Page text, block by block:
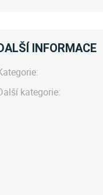
INFORMACE
kategorie: